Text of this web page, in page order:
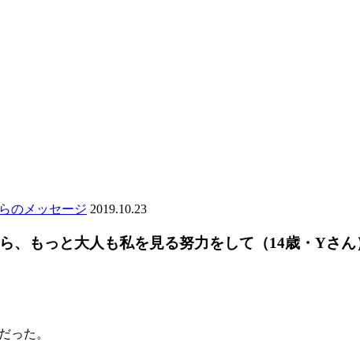
のメッセージ 2019.10.23
、もっと大人も私を見る努力をして（14歳・Yさん
った。